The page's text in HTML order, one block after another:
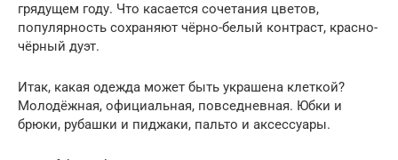
грядущем году. Что касается сочетания цветов,
популярность сохраняют чёрно-белый контраст, красно-
чёрный дуэт.
Итак, какая одежда может быть украшена клеткой?
Молодёжная, официальная, повседневная. Юбки и
брюки, рубашки и пиджаки, пальто и аксессуары.